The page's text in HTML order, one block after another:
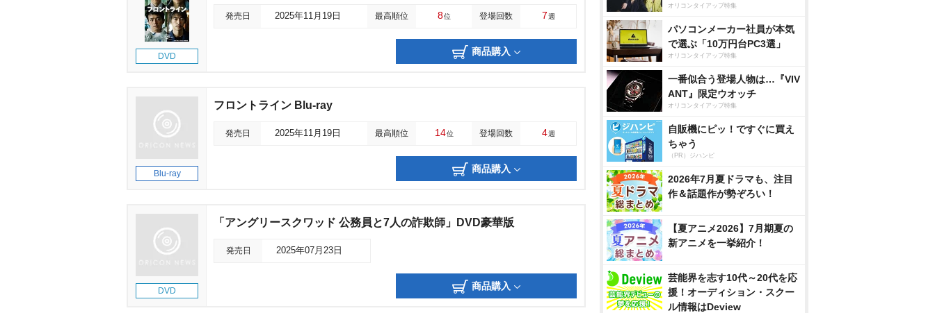
DVD
発売日 2025年11月19日 最高順位 8位 登場回数 7週
商品購入
Blu-ray
フロントライン Blu-ray
発売日 2025年11月19日 最高順位 14位 登場回数 4週
商品購入
DVD
「アングリースクワッド 公務員と7人の詐欺師」DVD豪華版
発売日 2025年07月23日
商品購入
オリコンタイアップ特集
パソコンメーカー社員が本気
で選ぶ「10万円台PC3選」
オリコンタイアップ特集
一番似合う登場人物は…『VIV
ANT』限定ウオッチ
オリコンタイアップ特集
自販機にピッ！ですぐに買え
ちゃう
（PR）ジハンピ
2026年7月夏ドラマも、注目
作＆話題作が勢ぞろい！
【夏アニメ2026】7月期夏の
新アニメを一挙紹介！
芸能界を志す10代～20代を応
援！オーディション・スクー
ル情報はDeview